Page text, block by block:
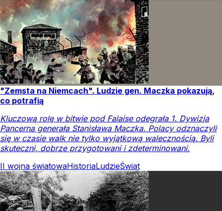
"Zemsta na Niemcach". Ludzie gen. Maczka pokazują,
co potrafią
Kluczową rolę w bitwie pod Falaise odegrała 1. Dywizja
Pancerna generała Stanisława Maczka. Polacy odznaczyli
się w czasie walk nie tylko wyjątkową walecznością. Byli
skuteczni, dobrze przygotowani i zdeterminowani.
II wojna światowaHistoriaLudzieŚwiat